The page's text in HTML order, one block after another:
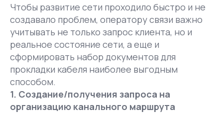
Чтобы развитие сети проходило быстро и не
создавало проблем, оператору связи важно
учитывать не только запрос клиента, но и
реальное состояние сети, а еще и
сформировать набор документов для
прокладки кабеля наиболее выгодным
способом.
1. Создание/получения запроса на
организацию канального маршрута